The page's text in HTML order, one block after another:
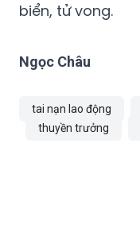
biển, tử vong.
Ngọc Châu
tai nạn lao động
thuyền trưởng